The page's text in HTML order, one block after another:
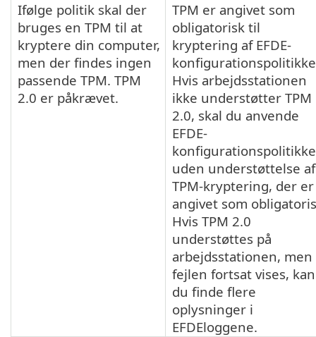
Ifølge politik skal der
bruges en TPM til at
kryptere din computer,
men der findes ingen
passende TPM. TPM
2.0 er påkrævet.
TPM er angivet som
obligatorisk til
kryptering af EFDE-
Hvis arbejdsstationen
ikke understøtter TPM
2.0, skal du anvende
EFDE-
uden understøttelse af
TPM-kryptering, der er
angivet som
Hvis TPM 2.0
understøttes på
arbejdsstationen, men
fejlen fortsat vises, kan
du finde flere
oplysninger i
EFDEloggene.